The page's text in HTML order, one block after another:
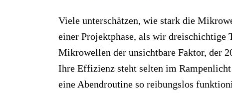
Viele unterschätzen, wie stark die
einer Projektphase, als wir dreischichtige
Mikrowellen der unsichtbare Faktor, der
Ihre Effizienz steht selten im
eine Abendroutine so reibungslos